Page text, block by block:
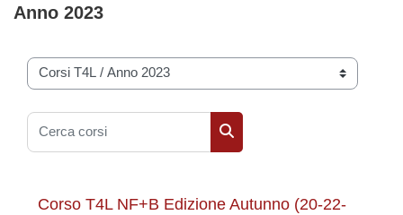
Anno 2023
Categorie di corso
Cerca corsi
Cerca corsi
Corso T4L NF+B Edizione Autunno (20-22-